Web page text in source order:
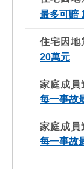
最多可賠
住宅因地
20萬元
家庭成員
每一事故
家庭成員
每一事故